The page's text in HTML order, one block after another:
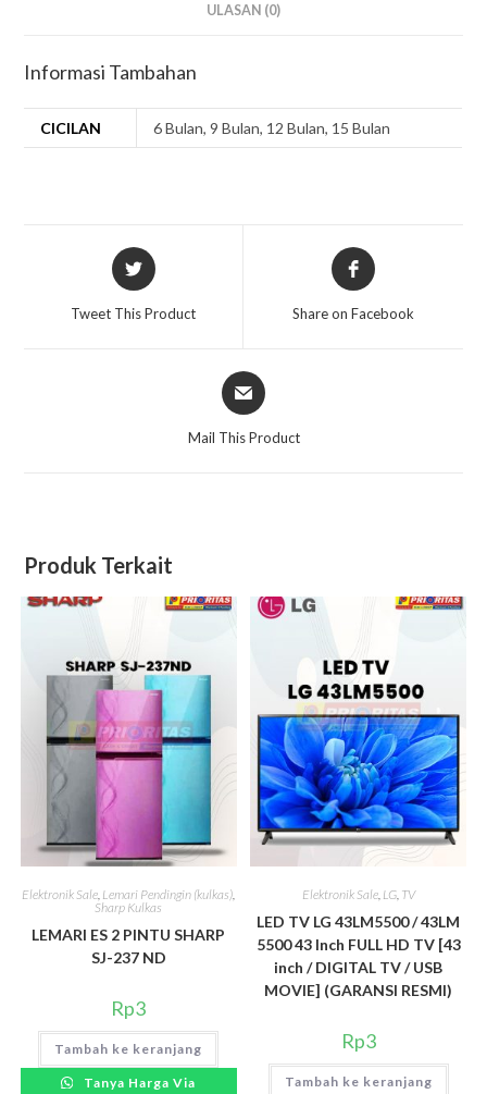
ULASAN (0)
Informasi Tambahan
CICILAN 6 Bulan, 9 Bulan, 12 Bulan, 15 Bulan
Opens
in
Tweet This Product
Opens
in
Share on Facebook
Opens
in
Mail This Product
Produk Terkait
Elektronik Sale, Lemari Pendingin (kulkas),
Sharp Kulkas
LEMARI ES 2 PINTU SHARP
SJ-237 ND
Rp3
Tambah ke keranjang
Tanya Harga Via
Elektronik Sale, LG, TV
LED TV LG 43LM5500 / 43LM
5500 43 Inch FULL HD TV [43
inch / DIGITAL TV / USB
MOVIE] (GARANSI RESMI)
Rp3
Tambah ke keranjang